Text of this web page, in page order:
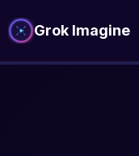
Grok Imagine